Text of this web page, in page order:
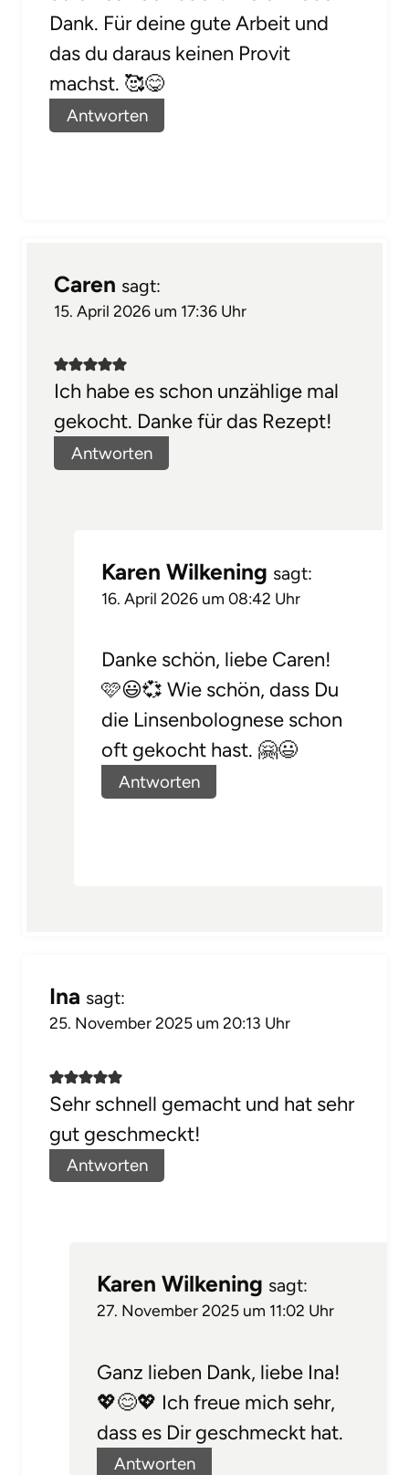
Dank. Für deine gute Arbeit und
das du daraus keinen Provit
machst. 🥰😋
Antworten
Caren sagt:
15. April 2026 um 17:36 Uhr
Ich habe es schon unzählige mal
gekocht. Danke für das Rezept!
Antworten
Karen Wilkening sagt:
16. April 2026 um 08:42 Uhr
Danke schön, liebe Caren!
🩷😃💞 Wie schön, dass Du
die Linsenbolognese schon
oft gekocht hast. 🤗😃
Antworten
Ina sagt:
25. November 2025 um 20:13 Uhr
Sehr schnell gemacht und hat sehr
gut geschmeckt!
Antworten
Karen Wilkening sagt:
27. November 2025 um 11:02 Uhr
Ganz lieben Dank, liebe Ina!
💖😊💖 Ich freue mich sehr,
dass es Dir geschmeckt hat.
Antworten